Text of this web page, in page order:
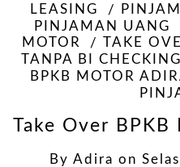
LEASING
PINJAMAN UANG
MOTOR
TAKE
TANPA BI CHECKING
BPKB MOTOR
Take Over
By Adira on